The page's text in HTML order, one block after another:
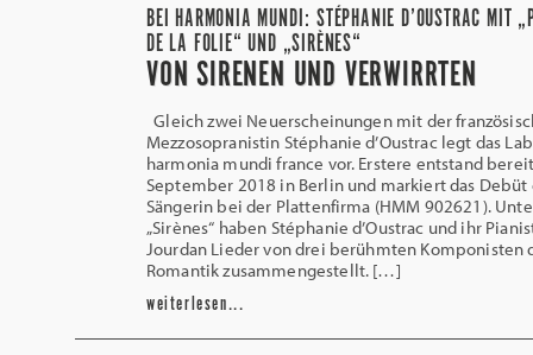
BEI HARMONIA MUNDI: STÉPHANIE D’OUSTRAC MIT
DE LA FOLIE“ UND „SIRÈNES“
VON SIRENEN UND VERWIRRTEN
Gleich zwei Neuerscheinungen mit der
Mezzosopranistin Stéphanie d’Oustrac legt das
harmonia mundi france vor. Erstere entstand
September 2018 in Berlin und markiert das Debüt
Sängerin bei der Plattenfirma (HMM 902621).
„Sirènes“ haben Stéphanie d’Oustrac und ihr
Jourdan Lieder von drei berühmten Komponisten
Romantik zusammengestellt. […]
weiterlesen...